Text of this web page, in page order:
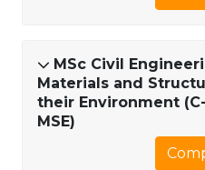
MSc Civil
Materials and
their Environment (C-
MSE)